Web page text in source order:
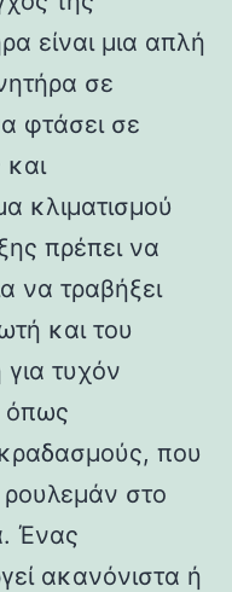
είναι μια απλή
σε
φτάσει σε
και
κλιματισμού
πρέπει να
να τραβήξει
και του
τυχόν
όπως
που
στο
Ένας
ακανόνιστα ή